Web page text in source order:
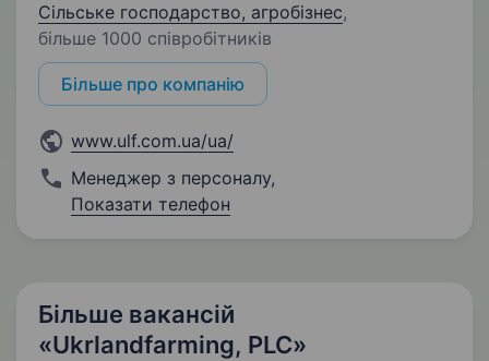
Сільське господарство, агробізнес,
більше 1000 співробітників
Більше про компанію
www.ulf.com.ua/ua/
Менеджер з персоналу,
Показати телефон
Більше вакансій
«Ukrlandfarming, PLC»